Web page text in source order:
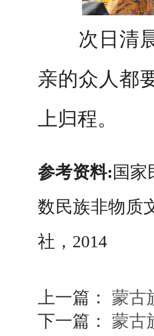
次日清晨
亲的众人都
上归程。
参考资料:国家
数民族非物质
社，2014
上一篇： 蒙古
下一篇： 蒙古